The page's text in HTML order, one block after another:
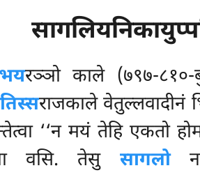
रञ्ञो काले (७९७-
राजकाले वेतुल्लवादीनं
‘‘न मयं तेहि एकतो
वसि. तेसु सागलो